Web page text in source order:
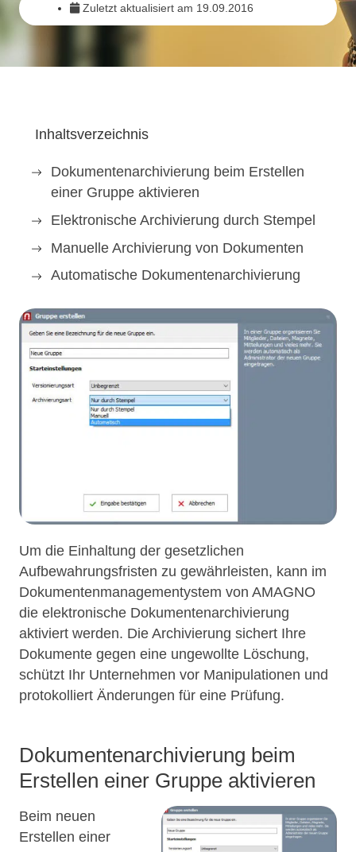
Zuletzt aktualisiert am 19.09.2016
Inhaltsverzeichnis
Dokumentenarchivierung beim Erstellen
einer Gruppe aktivieren
Elektronische Archivierung durch Stempel
Manuelle Archivierung von Dokumenten
Automatische Dokumentenarchivierung
Um die Einhaltung der gesetzlichen
Aufbewahrungsfristen zu gewährleisten, kann im
Dokumentenmanagementystem von AMAGNO
die elektronische Dokumentenarchivierung
aktiviert werden. Die Archivierung sichert Ihre
Dokumente gegen eine ungewollte Löschung,
schützt Ihr Unternehmen vor Manipulationen und
protokolliert Änderungen für eine Prüfung.
Dokumentenarchivierung beim
Erstellen einer Gruppe aktivieren
Beim neuen
Erstellen einer